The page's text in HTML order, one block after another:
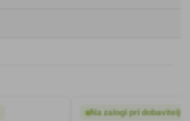
Na zalogi pri dobavitelju